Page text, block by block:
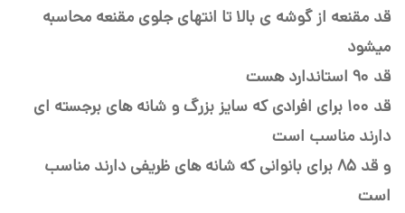
قد مقنعه از گوشه ی بالا تا انتهای جلوی مقنعه محاسبه
میشود
قد ۹۰ استاندارد هست
قد ۱۰۰ برای افرادی که سایز بزرگ و شانه های برجسته ای
دارند مناسب است
و قد ۸۵ برای بانوانی که شانه های ظریفی دارند مناسب
است